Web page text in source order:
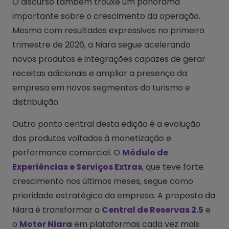
importante sobre o crescimento da operação.
Mesmo com resultados expressivos no primeiro
trimestre de 2026, a Niara segue acelerando
novos produtos e integrações capazes de gerar
receitas adicionais e ampliar a presença da
empresa em novos segmentos do turismo e
distribuição.
Outro ponto central desta edição é a evolução
dos produtos voltados à monetização e
performance comercial. O Módulo de
Experiências e Serviços Extras, que teve forte
crescimento nos últimos meses, segue como
prioridade estratégica da empresa. A proposta da
Niara é transformar a Central de Reservas 2.5 e
o Motor Niara em plataformas cada vez mais